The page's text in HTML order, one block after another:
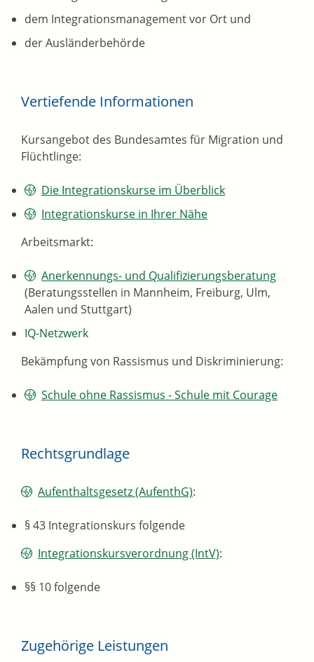
dem Integrationsmanagement vor Ort und
der Ausländerbehörde
Vertiefende Informationen
Kursangebot des Bundesamtes für Migration und
Flüchtlinge:
Die Integrationskurse im Überblick
Integrationskurse in Ihrer Nähe
Arbeitsmarkt:
Anerkennungs- und Qualifizierungsberatung
(Beratungsstellen in Mannheim, Freiburg, Ulm,
Aalen und Stuttgart)
IQ-Netzwerk
Bekämpfung von Rassismus und Diskriminierung:
Schule ohne Rassismus - Schule mit Courage
Rechtsgrundlage
Aufenthaltsgesetz (AufenthG):
§ 43 Integrationskurs folgende
Integrationskursverordnung (IntV):
§§ 10 folgende
Zugehörige Leistungen